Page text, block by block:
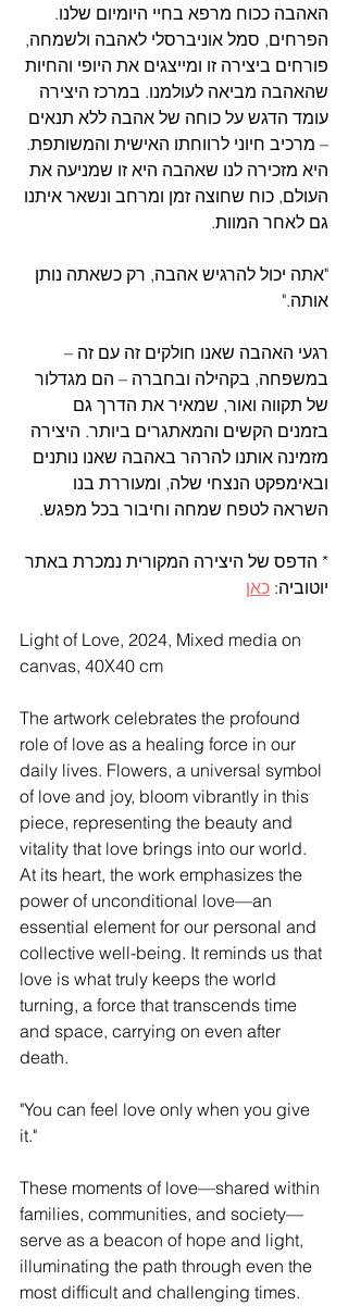
האהבה ככוח מרפא בחיי היומיום שלנו.
הפרחים, סמל אוניברסלי לאהבה ולשמחה,
פורחים ביצירה זו ומייצגים את היופי והחיות
שהאהבה מביאה לעולמנו. במרכז היצירה
עומד הדגש על כוחה של אהבה ללא תנאים
– מרכיב חיוני לרווחתו האישית והמשותפת.
היא מזכירה לנו שאהבה היא זו שמניעה את
העולם, כוח שחוצה זמן ומרחב ונשאר איתנו
גם לאחר המוות.
"אתה יכול להרגיש אהבה, רק כשאתה נותן
אותה."
רגעי האהבה שאנו חולקים זה עם זה –
במשפחה, בקהילה ובחברה – הם מגדלור
של תקווה ואור, שמאיר את הדרך גם
בזמנים הקשים והמאתגרים ביותר. היצירה
מזמינה אותנו להרהר באהבה שאנו נותנים
ובאימפקט הנצחי שלה, ומעוררת בנו
השראה לטפח שמחה וחיבור בכל מפגש.
* הדפס של היצירה המקורית נמכרת באתר
יוטוביה: כאן
Light of Love, 2024, Mixed media on
canvas, 40X40 cm
The artwork celebrates the profound
role of love as a healing force in our
daily lives. Flowers, a universal symbol
of love and joy, bloom vibrantly in this
piece, representing the beauty and
vitality that love brings into our world.
At its heart, the work emphasizes the
power of unconditional love—an
essential element for our personal and
collective well-being. It reminds us that
love is what truly keeps the world
turning, a force that transcends time
and space, carrying on even after
death.
"You can feel love only when you give
it."
These moments of love—shared within
families, communities, and society—
serve as a beacon of hope and light,
illuminating the path through even the
most difficult and challenging times.